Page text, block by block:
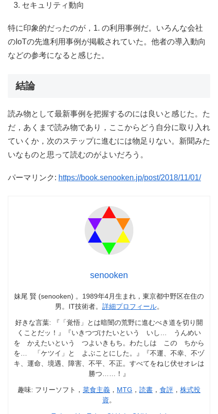
セキュリティ動向
特に印象的だったのが，1. の利用事例だ。いろんな会社
のIoTの先進利用事例が掲載されていた。他者の導入動向
などの参考になると感じた。
結論
読み物として最新事例を把握するのには良いと感じた。た
だ，あくまで読み物であり，ここからどう自分に取り入れ
ていくか，次のステップに進むには物足りない。新聞みた
いなものと思って読むのがよいだろう。
パーマリンク: https://book.senooken.jp/post/2018/11/01/
senooken
妹尾 賢 (senooken) 。1989年4月生まれ，東京都中野区在住の
男。IT技術者。 詳細プロフィール。
好きな言葉: 『「覚悟」とは暗闇の荒野に進むべき道を切り開
くことだッ！』『いきつづけたいという いし… うんめい
を かえたいという つよいきもち。わたしは この ちから
を… 「ケツイ」と よぶことにした。』『不運、不幸、不ヅ
キ、運命、境遇、障害、不平、不正。すべてをねじ伏せオレは
勝つ……！』
趣味: フリーソフト， 菜食主義 ， MTG ， 読書 ， 食評 ， 株式投
資。